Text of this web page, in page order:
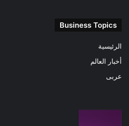
Business Topics
الرئيسية
أخبار العالم
عربى